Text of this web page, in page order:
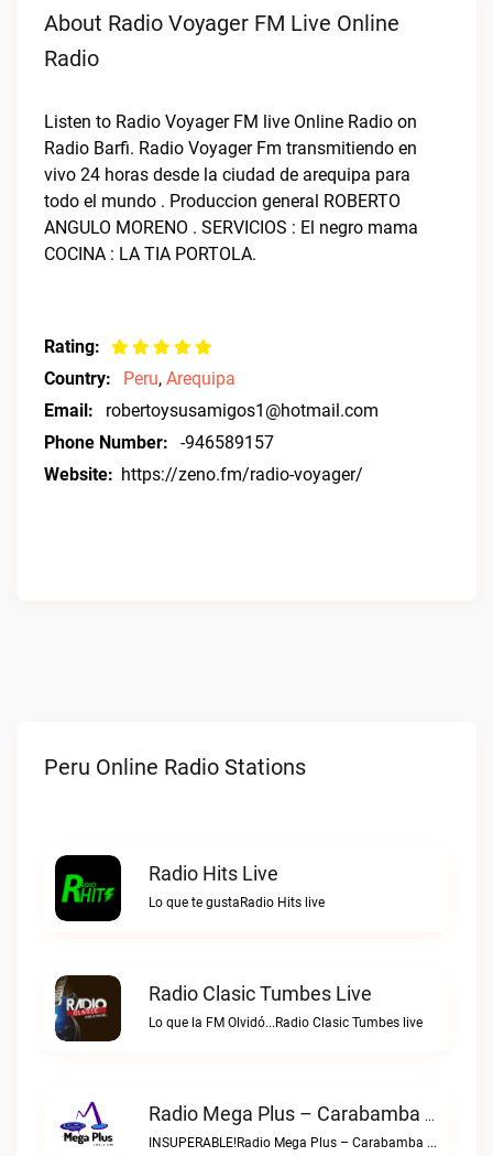
About Radio Voyager FM Live Online
Radio
Listen to Radio Voyager FM live Online Radio on
Radio Barfi. Radio Voyager Fm transmitiendo en
vivo 24 horas desde la ciudad de arequipa para
todo el mundo . Produccion general ROBERTO
ANGULO MORENO . SERVICIOS : El negro mama
COCINA : LA TIA PORTOLA.
Rating:
Country:
Peru, Arequipa
Email:
robertoysusamigos1@hotmail.com
Phone Number:
-946589157
Website: https://zeno.fm/radio-voyager/
Peru Online Radio Stations
Radio Hits Live
Lo que te gustaRadio Hits live
Radio Clasic Tumbes Live
Lo que la FM Olvidó...Radio Clasic Tumbes live
Radio Mega Plus – Carabamba Live
INSUPERABLE!Radio Mega Plus – Carabamba live